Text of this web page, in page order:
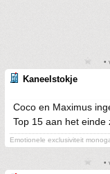
•
Kaneelstokje
Coco en Maximus
Top 15 aan het einde
Emotionele exclusiviteit
•